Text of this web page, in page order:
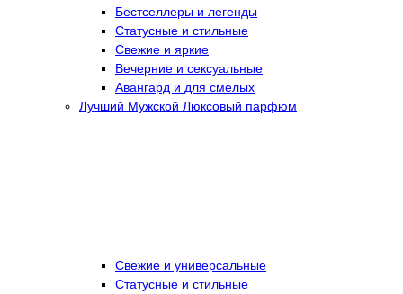
Бестселлеры и легенды
Статусные и стильные
Свежие и яркие
Вечерние и сексуальные
Авангард и для смелых
Лучший Мужской Люксовый парфюм
Свежие и универсальные
Статусные и стильные